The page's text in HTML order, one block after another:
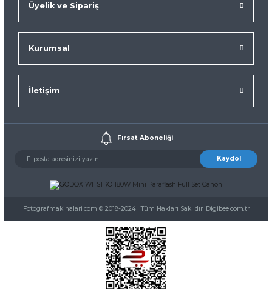
Üyelik ve Sipariş
Kurumsal
İletişim
Fırsat Aboneliği
Kaydol
Fotografmakinalari.com © 2018-2024 | Tüm Hakları Saklıdır. Digibee.com.tr